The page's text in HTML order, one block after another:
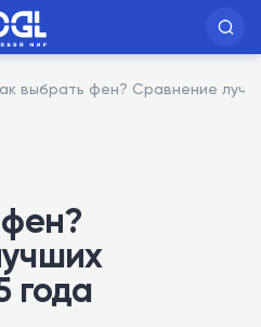
выбрать фен? Сравнение
года